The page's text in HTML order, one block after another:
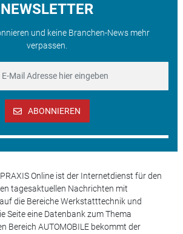
NEWSLETTER
und keine Branchen-News mehr
verpassen.
ABONNIEREN
PRAXIS Online ist der Internetdienst für den
tagesaktuellen Nachrichten mit
die Bereiche Werkstatttechnik und
Seite eine Datenbank zum Thema
Bereich AUTOMOBILE bekommt der